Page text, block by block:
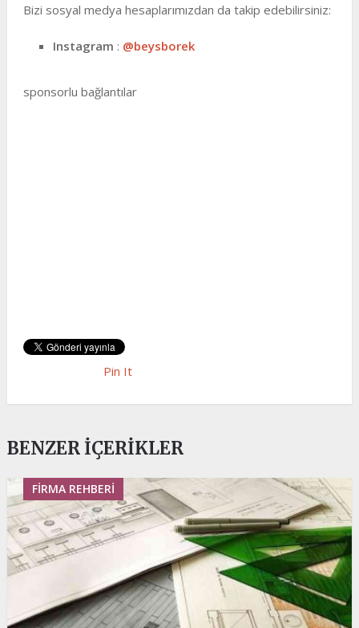
Bizi sosyal medya hesaplarımızdan da takip edebilirsiniz:
Instagram : @beysborek
sponsorlu bağlantılar
Pin It
BENZER İÇERIKLER
FIRMA REHBERI